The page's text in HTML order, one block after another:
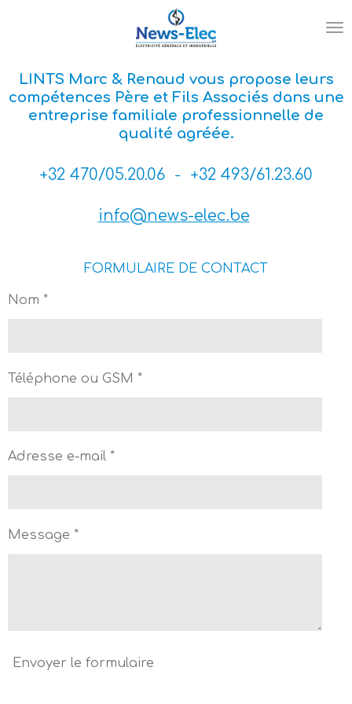
principal
LINTS Marc & Renaud vous propose leurs
compétences Père et Fils Associés dans une
entreprise familiale professionnelle de
qualité agréée.
+32 470/05.20.06 - +32 493/61.23.60
info@news-elec.be
FORMULAIRE DE CONTACT
Nom *
Téléphone ou GSM *
Adresse e-mail *
Message *
Envoyer le formulaire